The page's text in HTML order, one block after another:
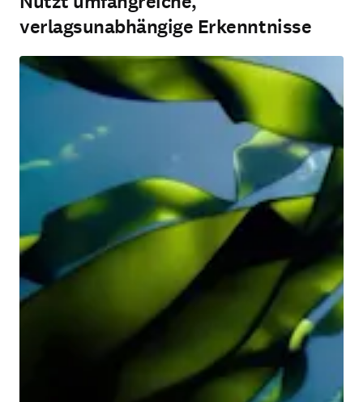
verlagsunabhängige Erkenntnisse